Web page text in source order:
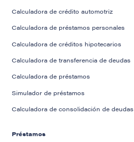
Calculadora de crédito automotriz
Calculadora de préstamos personales
Calculadora de créditos hipotecarios
Calculadora de transferencia de deudas
Calculadora de préstamos
Simulador de préstamos
Calculadora de consolidación de deudas
Préstamos